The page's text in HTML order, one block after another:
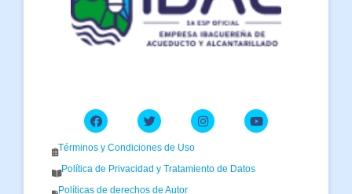
Términos y Condiciones de Uso
Política de Privacidad y Tratamiento de Datos
Políticas de derechos de Autor